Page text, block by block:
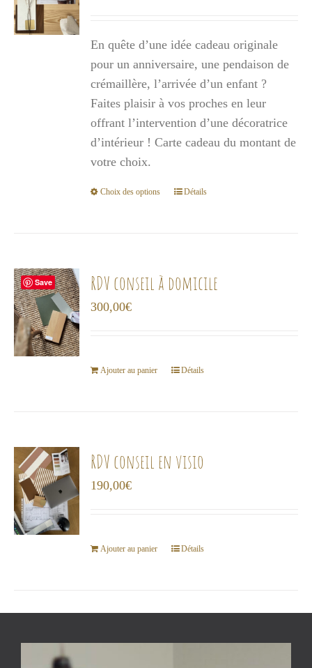
300,00€
à
1
000,00€
En quête d’une idée cadeau originale
pour un anniversaire, une pendaison de
crémaillère, l’arrivée d’un enfant ?
Faites plaisir à vos proches en leur
offrant l’intervention d’une décoratrice
d’intérieur ! Carte cadeau du montant de
votre choix.
Choix des options
Ce
Les
choisies
produit
Détails
RDV conseil à domicile
300,00€
Ajouter au panier Détails
RDV conseil en visio
190,00€
Ajouter au panier Détails
Save